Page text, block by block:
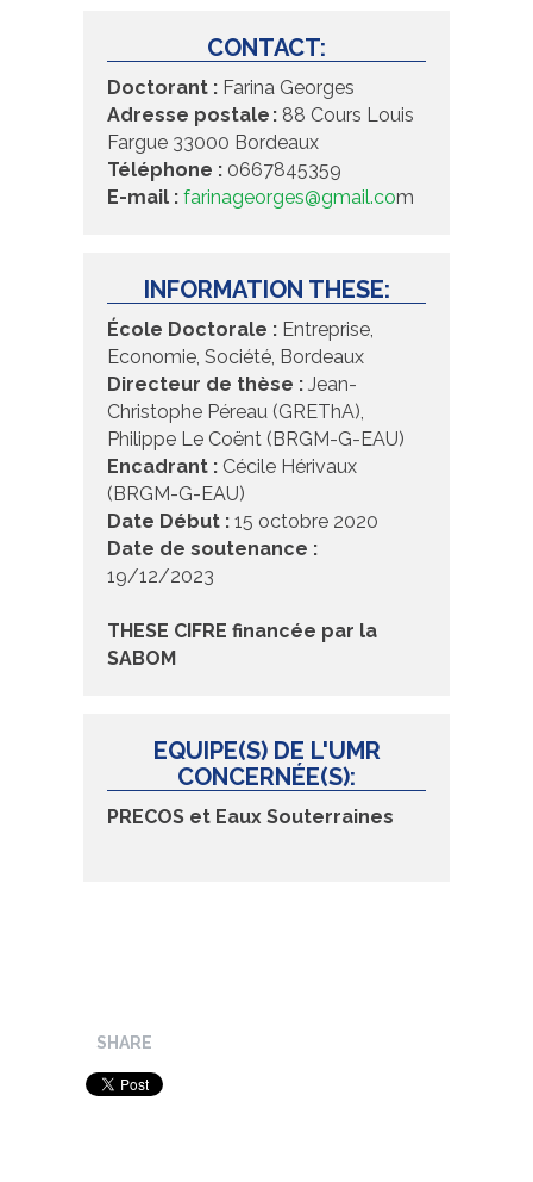
CONTACT:
Doctorant : Farina Georges
Adresse postale : 88 Cours Louis
Fargue 33000 Bordeaux
Téléphone : 0667845359
E-mail : farinageorges@gmail.com
INFORMATION THESE:
École Doctorale : Entreprise,
Economie, Société, Bordeaux
Directeur de thèse : Jean-
Christophe Péreau (GREThA),
Philippe Le Coënt (BRGM-G-EAU)
Encadrant : Cécile Hérivaux
(BRGM-G-EAU)
Date Début : 15 octobre 2020
Date de soutenance :
19/12/2023
THESE CIFRE financée par la
SABOM
EQUIPE(S) DE L'UMR
CONCERNÉE(S):
PRECOS et Eaux Souterraines
SHARE